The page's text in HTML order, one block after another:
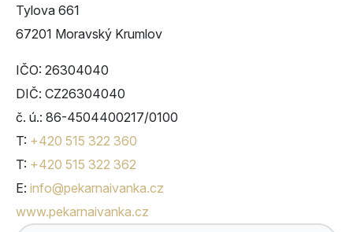
Tylova 661
67201 Moravský Krumlov
IČO: 26304040
DIČ: CZ26304040
č. ú.: 86-4504400217/0100
T: +420 515 322 360
T: +420 515 322 362
E: info@pekarnaivanka.cz
www.pekarnaivanka.​cz